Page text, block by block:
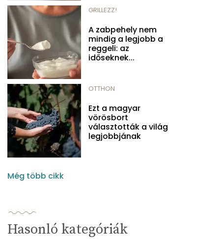
GRILLEZZ!
A zabpehely nem
mindig a legjobb a
reggeli: az
időseknek...
OTTHON
Ezt a magyar
vörösbort
választották a világ
legjobbjának
Még több cikk
Hasonló kategóriák